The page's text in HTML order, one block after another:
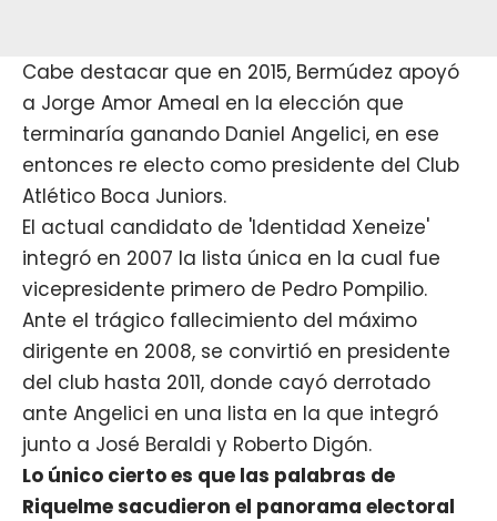
Cabe destacar que en 2015, Bermúdez apoyó
a Jorge Amor Ameal en la elección que
terminaría ganando Daniel Angelici, en ese
entonces re electo como presidente del Club
Atlético Boca Juniors.
El actual candidato de 'Identidad Xeneize'
integró en 2007 la lista única en la cual fue
vicepresidente primero de Pedro Pompilio.
Ante el trágico fallecimiento del máximo
dirigente en 2008, se convirtió en presidente
del club hasta 2011, donde cayó derrotado
ante Angelici en una lista en la que integró
junto a José Beraldi y Roberto Digón.
Lo único cierto es que las palabras de
Riquelme sacudieron el panorama electoral